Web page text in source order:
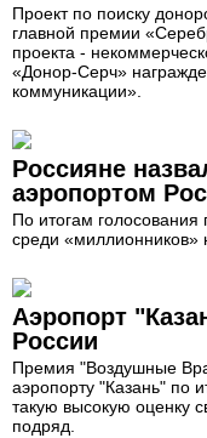
Проект по поиску
главной премии
проекта -
«Донор-Серч»
коммуникации».
Россияне
аэропортом
По итогам
среди «миллионников»
Аэропорт
России
Премия "Воздушные
аэропорту "Казань" по
такую высокую оценку
подряд.